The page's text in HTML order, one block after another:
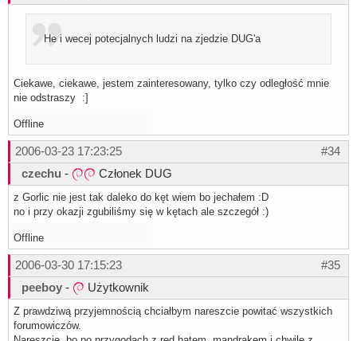
He i wecej potecjalnych ludzi na zjedzie DUG'a
Ciekawe, ciekawe, jestem zainteresowany, tylko czy odległość mnie
nie odstraszy :]
Offline
#34
2006-03-23 17:23:25
czechu - Członek DUG
z Gorlic nie jest tak daleko do kęt wiem bo jechałem :D
no i przy okazji zgubiliśmy się w kętach ale szczegół :)
Offline
#35
2006-03-30 17:15:23
peeboy - Użytkownik
Z prawdziwą przyjemnością chciałbym nareszcie powitać wszystkich
forumowiczów.